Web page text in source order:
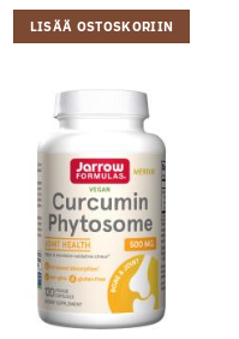
LISÄÄ OSTOSKORIIN